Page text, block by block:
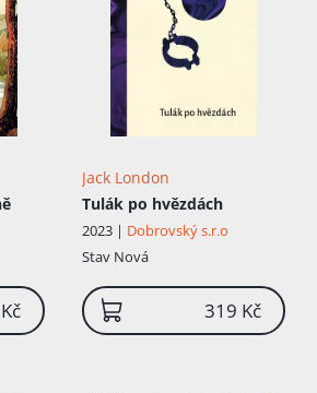
Jack London
Tulák po hvězdách
2023 | Dobrovský s.r.o
Stav Nová
319 Kč